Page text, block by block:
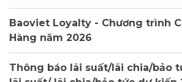
Baoviet Loyalty - Chương trình
Hàng năm 2026
Thông báo lãi suất/lãi chia/bảo